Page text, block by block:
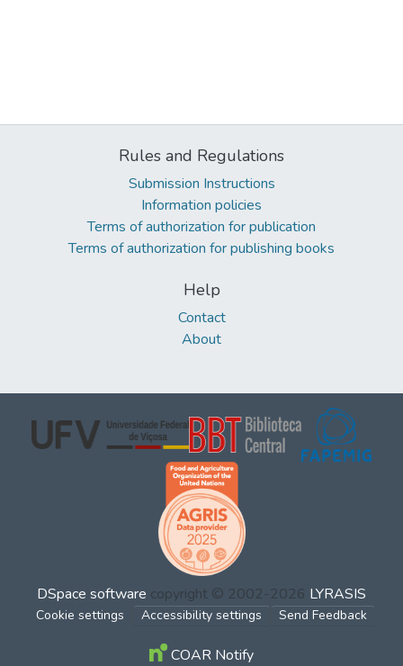
Rules and Regulations
Submission Instructions
Information policies
Terms of authorization for publication
Terms of authorization for publishing books
Help
Contact
About
DSpace software copyright © 2002-2026 LYRASIS
Cookie settings Accessibility settings Send Feedback
COAR Notify